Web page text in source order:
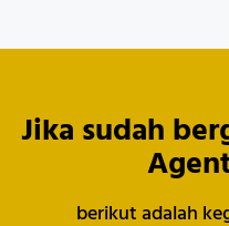
Jika sudah
berikut adalah